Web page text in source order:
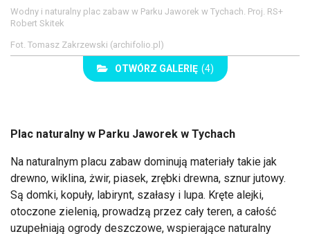
Wodny i naturalny plac zabaw w Parku Jaworek w Tychach. Proj. RS+
Robert Skitek
Fot. Tomasz Zakrzewski (archifolio.pl)
OTWÓRZ GALERIĘ (4)
Plac naturalny w Parku Jaworek w Tychach
Na naturalnym placu zabaw dominują materiały takie jak
drewno, wiklina, żwir, piasek, zrębki drewna, sznur jutowy.
Są domki, kopuły, labirynt, szałasy i lupa. Kręte alejki,
otoczone zielenią, prowadzą przez cały teren, a całość
uzupełniają ogrody deszczowe, wspierające naturalny